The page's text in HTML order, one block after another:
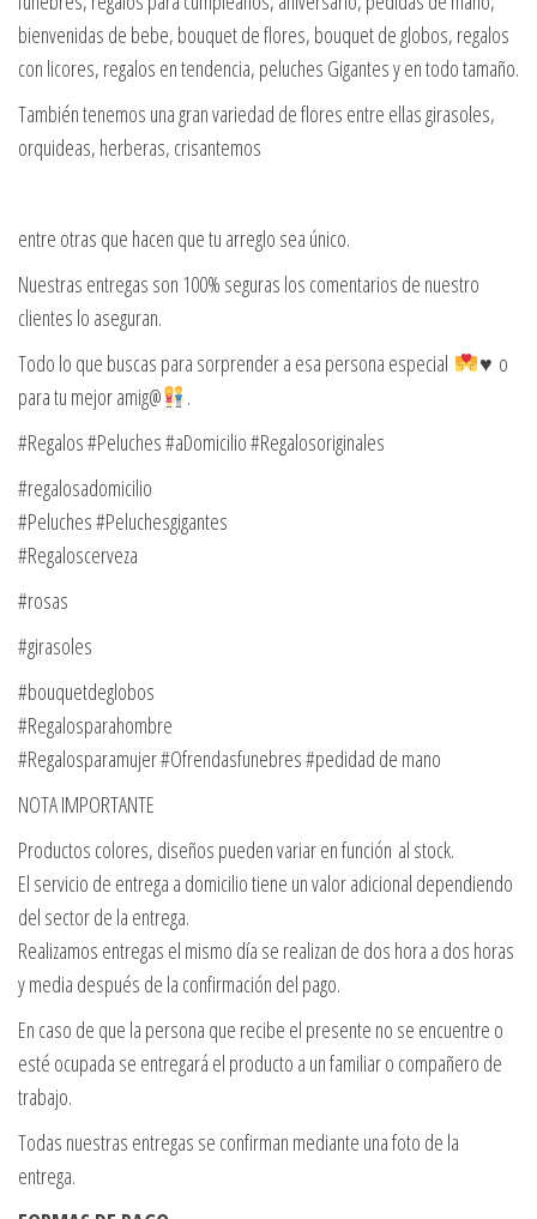
bienvenidas de bebe, bouquet de flores, bouquet de globos, regalos
con licores, regalos en tendencia, peluches Gigantes y en todo tamaño.
También tenemos una gran variedad de flores entre ellas girasoles,
orquideas, herberas, crisantemos
entre otras que hacen que tu arreglo sea único.
Nuestras entregas son 100% seguras los comentarios de nuestro
clientes lo aseguran.
Todo lo que buscas para sorprender a esa persona especial
♥️ o
para tu mejor amig@
.
#Regalos #Peluches #aDomicilio #Regalosoriginales
#regalosadomicilio
#Peluches #Peluchesgigantes
#Regaloscerveza
#rosas
#girasoles
#bouquetdeglobos
#Regalosparahombre
#Regalosparamujer #Ofrendasfunebres #pedidad de mano
NOTA IMPORTANTE
Productos colores, diseños pueden variar en función al stock.
El servicio de entrega a domicilio tiene un valor adicional dependiendo
del sector de la entrega.
Realizamos entregas el mismo día se realizan de dos hora a dos horas
y media después de la confirmación del pago.
En caso de que la persona que recibe el presente no se encuentre o
esté ocupada se entregará el producto a un familiar o compañero de
trabajo.
Todas nuestras entregas se confirman mediante una foto de la
entrega.